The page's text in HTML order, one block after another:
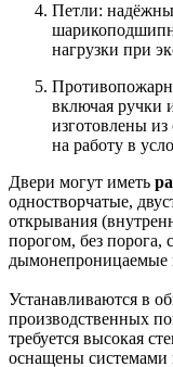
Петли:
нагрузки при
включая ручки
изготовлены
на работу в
Двери могут иметь
одностворчатые,
открывания
порогом, без порога,
дымонепроницаемые
Устанавливаются в
производственных
требуется высокая
оснащены системами